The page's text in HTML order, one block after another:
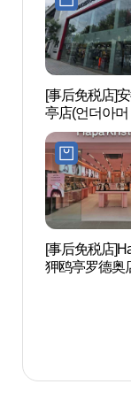
[事后免税店]
亭店(언더아
[事后免税店
狎鸥亭罗德奥